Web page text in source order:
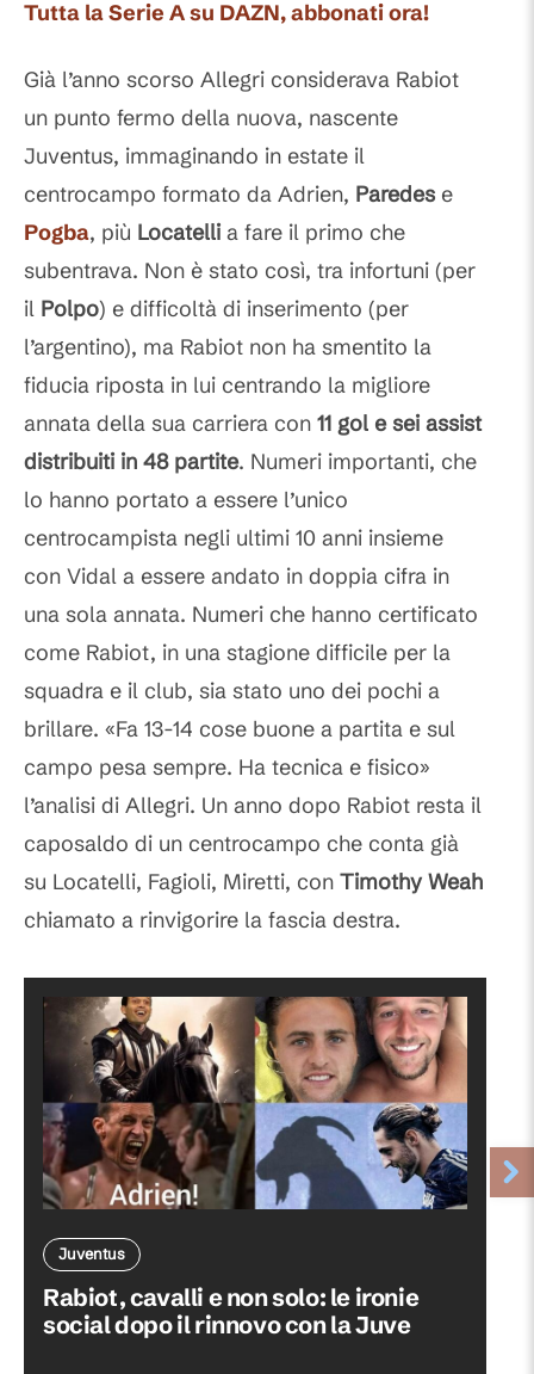
Tutta la Serie A su DAZN, abbonati ora!
Già l’anno scorso Allegri considerava Rabiot
un punto fermo della nuova, nascente
Juventus, immaginando in estate il
centrocampo formato da Adrien, Paredes e
Pogba, più Locatelli a fare il primo che
subentrava. Non è stato così, tra infortuni (per
il Polpo) e difficoltà di inserimento (per
l’argentino), ma Rabiot non ha smentito la
fiducia riposta in lui centrando la migliore
annata della sua carriera con 11 gol e sei assist
distribuiti in 48 partite. Numeri importanti, che
lo hanno portato a essere l’unico
centrocampista negli ultimi 10 anni insieme
con Vidal a essere andato in doppia cifra in
una sola annata. Numeri che hanno certificato
come Rabiot, in una stagione difficile per la
squadra e il club, sia stato uno dei pochi a
brillare. «Fa 13-14 cose buone a partita e sul
campo pesa sempre. Ha tecnica e fisico»
l’analisi di Allegri. Un anno dopo Rabiot resta il
caposaldo di un centrocampo che conta già
su Locatelli, Fagioli, Miretti, con Timothy Weah
chiamato a rinvigorire la fascia destra.
Juventus
Rabiot, cavalli e non solo: le ironie
social dopo il rinnovo con la Juve